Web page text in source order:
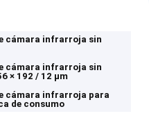
cámara infrarroja sin
cámara infrarroja sin
× 192 / 12 μm
cámara infrarroja para
de consumo